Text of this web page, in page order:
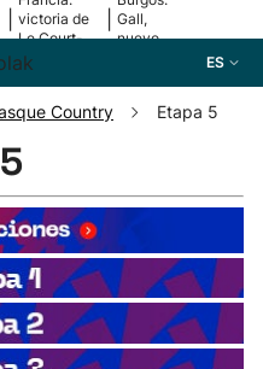
victoria de
Le Court-
Pienaar
Gall,
nuevo
ES
Country Etapa 5